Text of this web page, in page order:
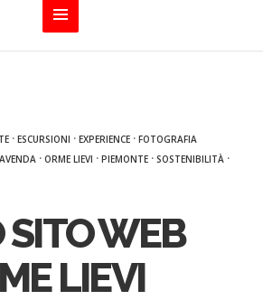
·ESCURSIONI ·EXPERIENCE ·FOTOGRAFIA
·ORME LIEVI ·PIEMONTE ·SOSTENIBILITÀ ·
WEB
LIEVI